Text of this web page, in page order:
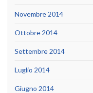
Novembre 2014
Ottobre 2014
Settembre 2014
Luglio 2014
Giugno 2014